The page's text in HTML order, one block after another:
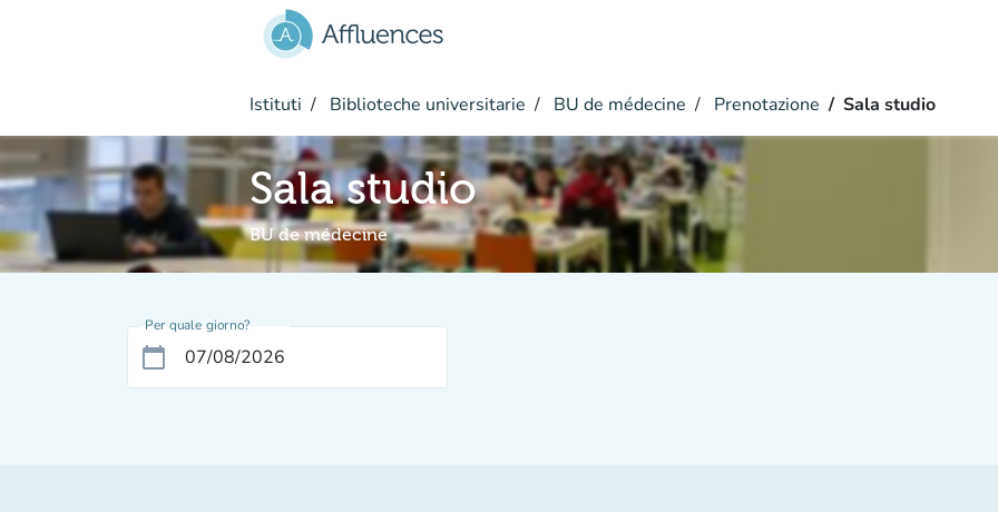
Istituti Biblioteche universitarie BU de médecine Prenotazione Sala studio
Sala studio
BU de médecine
Per quale giorno?
calendar_today